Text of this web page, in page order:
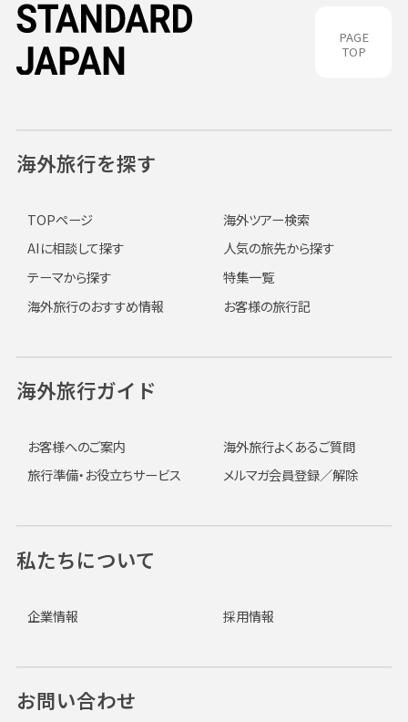
PAGE
TOP
海外旅行を探す
TOPページ
海外ツアー検索
AIに相談して探す
人気の旅先から探す
テーマから探す
特集一覧
海外旅行のおすすめ情報
お客様の旅行記
海外旅行ガイド
お客様へのご案内
海外旅行よくあるご質問
旅行準備・お役立ちサービス
メルマガ会員登録／解除
私たちについて
企業情報 採用情報
お問い合わせ